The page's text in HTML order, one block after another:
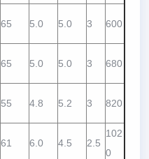
65 5.0 5.0 3 600
65 5.0 5.0 3 680
55 4.8 5.2 3 820
61 6.0 4.5 2.5
102
0